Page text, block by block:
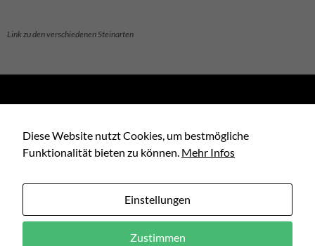
Link zu den verschiedenen Steinarten
Beiträge
Diese Website nutzt Cookies, um bestmögliche
Funktionalität bieten zu können. Mehr Infos
Einstellungen
Zustimmen